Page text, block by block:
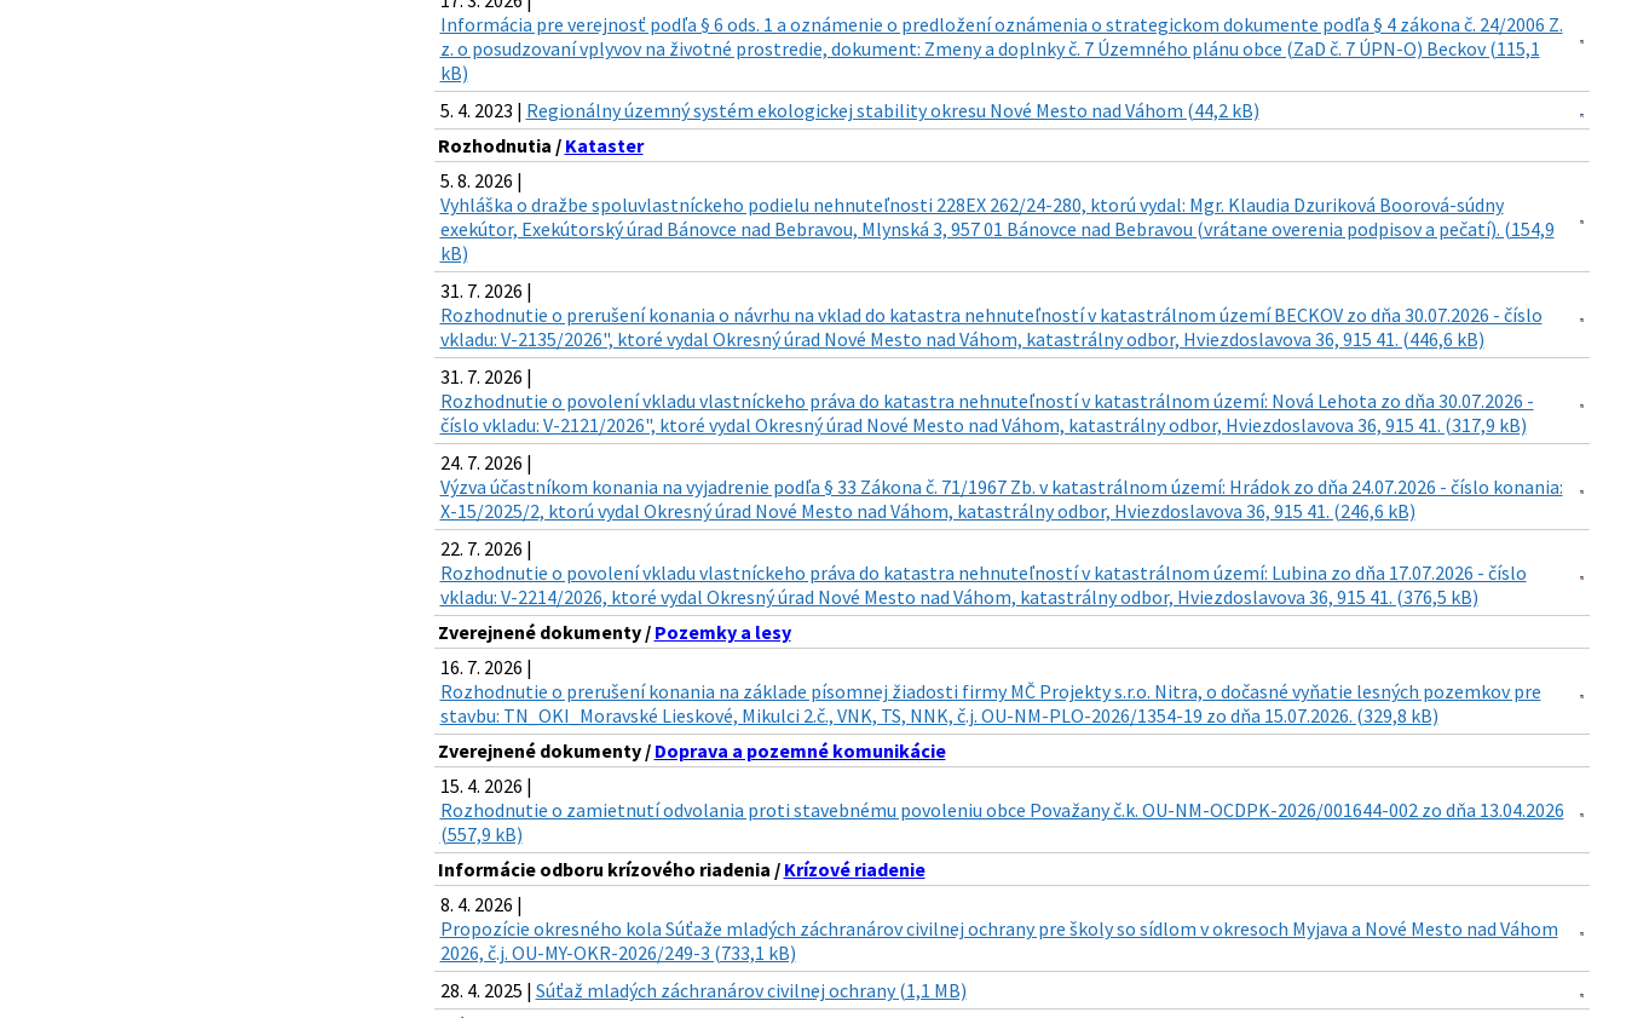
Informácia pre verejnosť podľa § 6 ods. 1 a oznámenie o predložení oznámenia o strategickom dokumente podľa § 4 zákona č. 24/2006 Z.
z. o posudzovaní vplyvov na životné prostredie, dokument: Zmeny a doplnky č. 7 Územného plánu obce (ZaD č. 7 ÚPN-O) Beckov (115,1
kB)
5. 4. 2023 | Regionálny územný systém ekologickej stability okresu Nové Mesto nad Váhom (44,2 kB)
Rozhodnutia / Kataster
5. 8. 2026 |
Vyhláška o dražbe spoluvlastníckeho podielu nehnuteľnosti 228EX 262/24-280, ktorú vydal: Mgr. Klaudia Dzuriková Boorová-súdny
exekútor, Exekútorský úrad Bánovce nad Bebravou, Mlynská 3, 957 01 Bánovce nad Bebravou (vrátane overenia podpisov a pečatí). (154,9
kB)
31. 7. 2026 |
Rozhodnutie o prerušení konania o návrhu na vklad do katastra nehnuteľností v katastrálnom území BECKOV zo dňa 30.07.2026 - číslo
vkladu: V-2135/2026", ktoré vydal Okresný úrad Nové Mesto nad Váhom, katastrálny odbor, Hviezdoslavova 36, 915 41. (446,6 kB)
31. 7. 2026 |
Rozhodnutie o povolení vkladu vlastníckeho práva do katastra nehnuteľností v katastrálnom území: Nová Lehota zo dňa 30.07.2026 -
číslo vkladu: V-2121/2026", ktoré vydal Okresný úrad Nové Mesto nad Váhom, katastrálny odbor, Hviezdoslavova 36, 915 41. (317,9 kB)
24. 7. 2026 |
Výzva účastníkom konania na vyjadrenie podľa § 33 Zákona č. 71/1967 Zb. v katastrálnom území: Hrádok zo dňa 24.07.2026 - číslo konania:
X-15/2025/2, ktorú vydal Okresný úrad Nové Mesto nad Váhom, katastrálny odbor, Hviezdoslavova 36, 915 41. (246,6 kB)
22. 7. 2026 |
Rozhodnutie o povolení vkladu vlastníckeho práva do katastra nehnuteľností v katastrálnom území: Lubina zo dňa 17.07.2026 - číslo
vkladu: V-2214/2026, ktoré vydal Okresný úrad Nové Mesto nad Váhom, katastrálny odbor, Hviezdoslavova 36, 915 41. (376,5 kB)
Zverejnené dokumenty / Pozemky a lesy
16. 7. 2026 |
Rozhodnutie o prerušení konania na základe písomnej žiadosti firmy MČ Projekty s.r.o. Nitra, o dočasné vyňatie lesných pozemkov pre
stavbu: TN_OKI_Moravské Lieskové, Mikulci 2.č., VNK, TS, NNK, č.j. OU-NM-PLO-2026/1354-19 zo dňa 15.07.2026. (329,8 kB)
Zverejnené dokumenty / Doprava a pozemné komunikácie
15. 4. 2026 |
Rozhodnutie o zamietnutí odvolania proti stavebnému povoleniu obce Považany č.k. OU-NM-OCDPK-2026/001644-002 zo dňa 13.04.2026
(557,9 kB)
Informácie odboru krízového riadenia / Krízové riadenie
8. 4. 2026 |
Propozície okresného kola Súťaže mladých záchranárov civilnej ochrany pre školy so sídlom v okresoch Myjava a Nové Mesto nad Váhom
2026, č.j. OU-MY-OKR-2026/249-3 (733,1 kB)
28. 4. 2025 | Súťaž mladých záchranárov civilnej ochrany (1,1 MB)